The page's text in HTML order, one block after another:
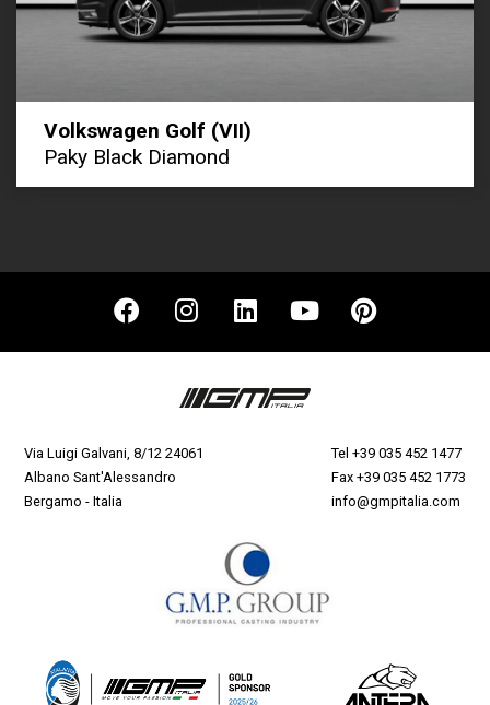
Volkswagen Golf (VII)
Paky Black Diamond
Via Luigi Galvani, 8/12 24061
Albano Sant'Alessandro
Bergamo - Italia
Tel +39 035 452 1477
Fax +39 035 452 1773
info@gmpitalia.com